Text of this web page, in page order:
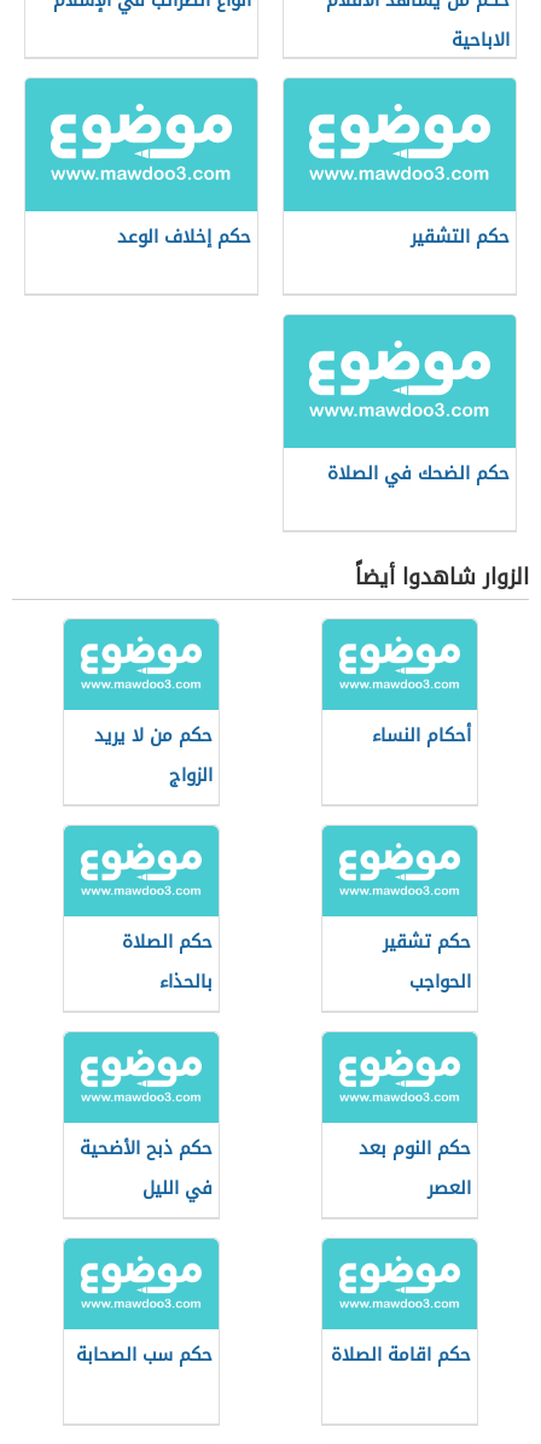
الاباحية
حكم التشقير حكم إخلاف الوعد
حكم الضحك في الصلاة
الزوار شاهدوا أيضاً
أحكام النساء
حكم من لا يريد
الزواج
حكم تشقير
الحواجب
حكم الصلاة
بالحذاء
حكم النوم بعد
العصر
حكم ذبح الأضحية
في الليل
حكم اقامة الصلاة حكم سب الصحابة